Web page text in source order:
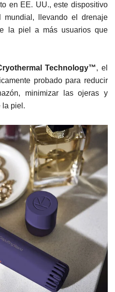
en EE. UU., este dispositivo
llevando el drenaje
la piel a más usuarios que
Technology™, el
probado para reducir
minimizar las ojeras y
la piel.